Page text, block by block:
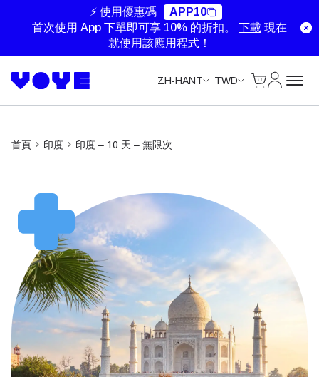
⚡ 使用優惠碼
APP10
首次使用 App 下單即可享 10% 的折扣。 下載 現在
就使用該應用程式！
ZH-HANT TWD
首頁 印度 印度 – 10 天 – 無限次